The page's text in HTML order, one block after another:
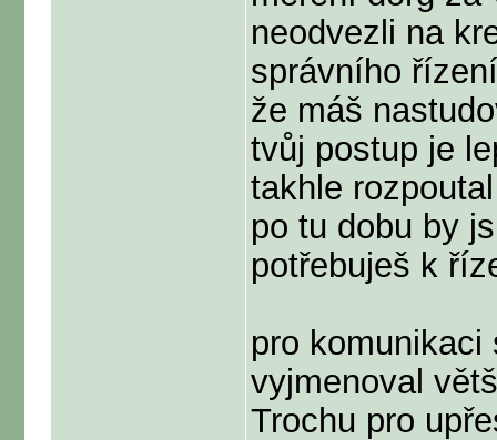
neodvezli na
správního
že máš
tvůj postup je
takhle
po tu dobu by
potřebuješ k
pro
vyjmenoval
Trochu pro